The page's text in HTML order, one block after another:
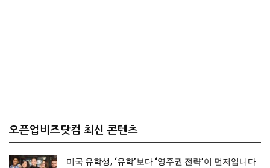
오픈업비즈닷컴 최신 콘텐츠
미국 유학생, ‘유학’보다 ‘영주권 전략’이 먼저입니다